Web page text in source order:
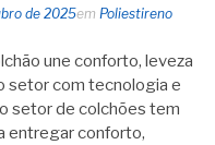
de 2025em Poliestireno
une conforto, leveza
setor com tecnologia e
setor de colchões tem
entregar conforto,